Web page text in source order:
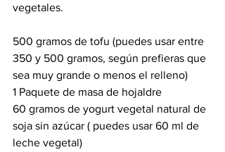
vegetales.
500 gramos de tofu (puedes usar entre
350 y 500 gramos, según prefieras que
sea muy grande o menos el relleno)
1 Paquete de masa de hojaldre
60 gramos de yogurt vegetal natural de
soja sin azúcar ( puedes usar 60 ml de
leche vegetal)